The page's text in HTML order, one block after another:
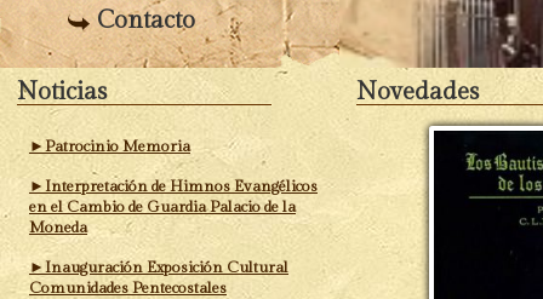
Contacto
Noticias
►Patrocinio Memoria
►Interpretación de Himnos Evangélicos
en el Cambio de Guardia Palacio de la
Moneda
►Inauguración Exposición Cultural
Comunidades Pentecostales
Novedades